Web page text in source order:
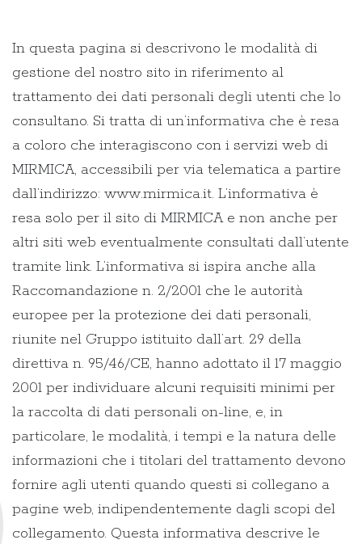
In questa pagina si descrivono le modalità di
gestione del nostro sito in riferimento al
trattamento dei dati personali degli utenti che lo
consultano. Si tratta di un’informativa che è resa
a coloro che interagiscono con i servizi web di
MIRMICA, accessibili per via telematica a partire
dall’indirizzo: www.mirmica.it. L’informativa è
resa solo per il sito di MIRMICA e non anche per
altri siti web eventualmente consultati dall’utente
tramite link. L’informativa si ispira anche alla
Raccomandazione n. 2/2001 che le autorità
europee per la protezione dei dati personali,
riunite nel Gruppo istituito dall’art. 29 della
direttiva n. 95/46/CE, hanno adottato il 17 maggio
2001 per individuare alcuni requisiti minimi per
la raccolta di dati personali on-line, e, in
particolare, le modalità, i tempi e la natura delle
informazioni che i titolari del trattamento devono
fornire agli utenti quando questi si collegano a
pagine web, indipendentemente dagli scopi del
collegamento. Questa informativa descrive le